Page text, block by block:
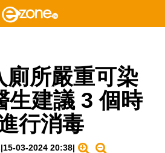
廁所嚴重可染
生建議 3 個時
行消毒
|15-03-2024 20:38|